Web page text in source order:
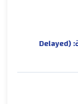
(Delayed